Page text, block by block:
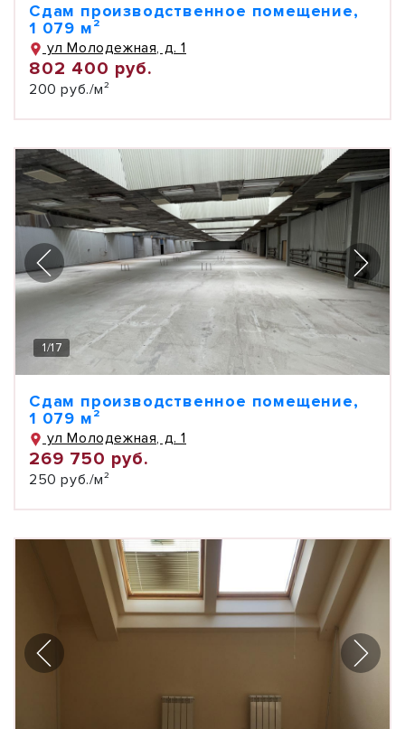
Сдам производственное помещение,
1 079 м²
ул Молодежная, д. 1
802 400 руб.
200 руб./м²
1/17
Сдам производственное помещение,
1 079 м²
ул Молодежная, д. 1
269 750 руб.
250 руб./м²